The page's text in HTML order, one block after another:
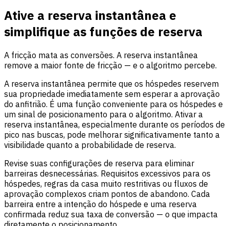
Ative a reserva instantânea e
simplifique as funções de reserva
A fricção mata as conversões. A reserva instantânea
remove a maior fonte de fricção — e o algoritmo percebe.
A reserva instantânea permite que os hóspedes reservem
sua propriedade imediatamente sem esperar a aprovação
do anfitrião. É uma função conveniente para os hóspedes e
um sinal de posicionamento para o algoritmo. Ativar a
reserva instantânea, especialmente durante os períodos de
pico nas buscas, pode melhorar significativamente tanto a
visibilidade quanto a probabilidade de reserva.
Revise suas configurações de reserva para eliminar
barreiras desnecessárias. Requisitos excessivos para os
hóspedes, regras da casa muito restritivas ou fluxos de
aprovação complexos criam pontos de abandono. Cada
barreira entre a intenção do hóspede e uma reserva
confirmada reduz sua taxa de conversão — o que impacta